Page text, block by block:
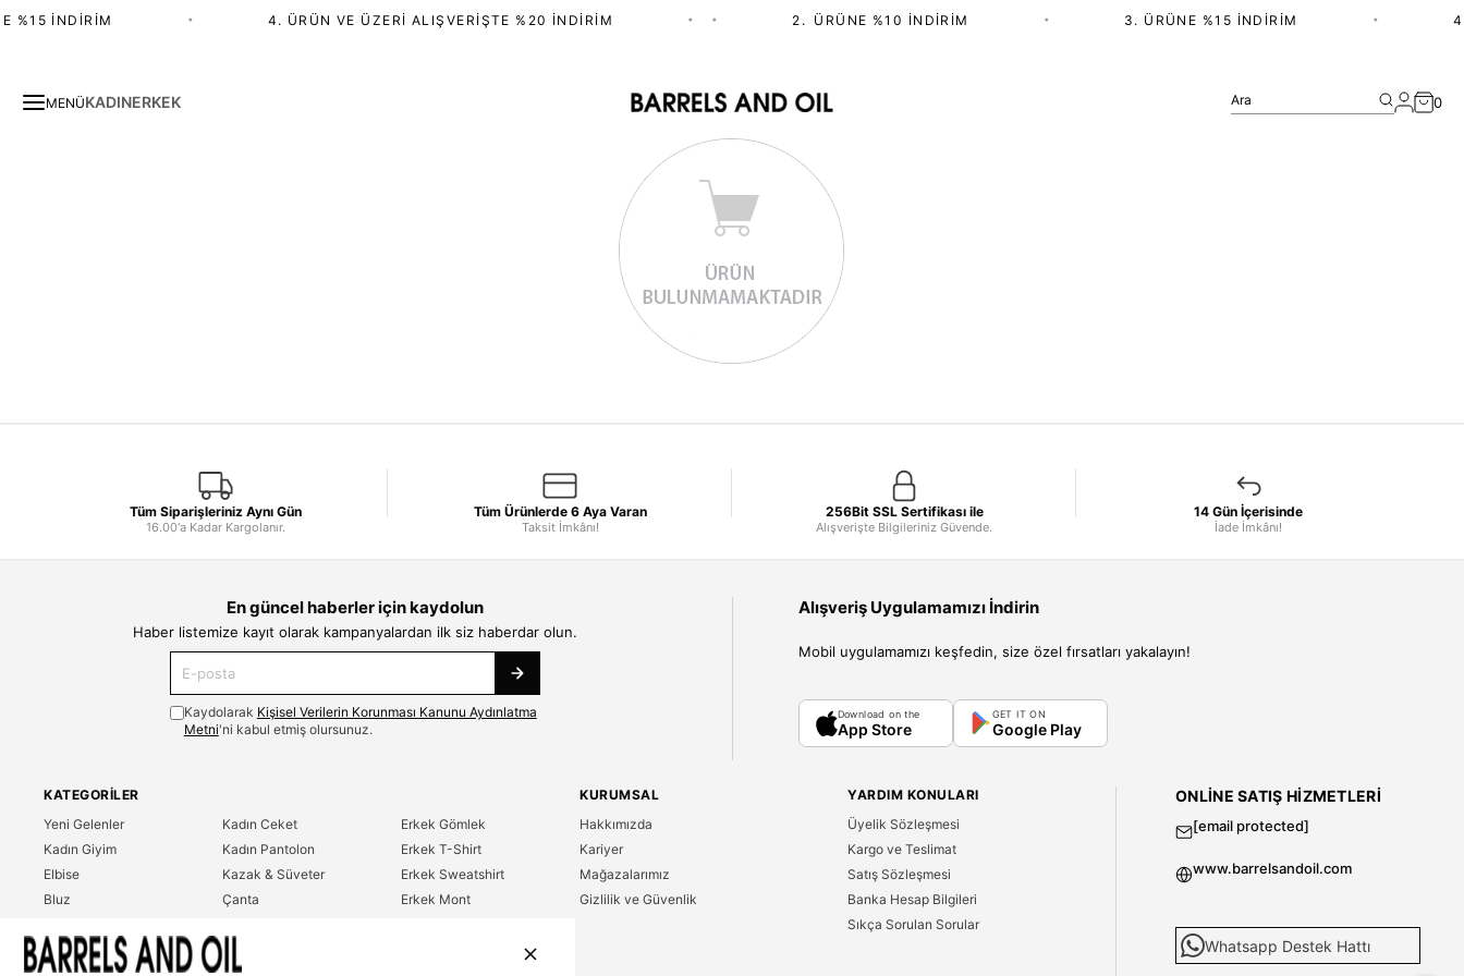
%15 İNDIRIM 4. ÜRÜN VE ÜZERI ALIŞVERIŞTE %20 İNDIRIM 2.⁠ ⁠ÜRÜNE %10 İNDIRIM 3. ÜRÜNE %15 İNDIRIM
MENÜKADINERKEK Ara 0
Tüm Siparişleriniz Aynı Gün
16.00'a Kadar Kargolanır.
Tüm Ürünlerde 6 Aya Varan
Taksit İmkânı!
256Bit SSL Sertifikası ile
Alışverişte Bilgileriniz Güvende.
14 Gün İçerisinde
İade İmkânı!
En güncel haberler için kaydolun
Haber listemize kayıt olarak kampanyalardan ilk siz haberdar olun.
Kaydolarak Kişisel Verilerin Korunması Kanunu Aydınlatma
Metni'ni kabul etmiş olursunuz.
Alışveriş Uygulamamızı İndirin
Mobil uygulamamızı keşfedin, size özel fırsatları yakalayın!
Download on the
App Store
GET IT ON
Google Play
KATEGORILER
Yeni Gelenler
Kadın Giyim
Elbise
Bluz
T-Shirt
Kadın Ceket
Kadın Pantolon
Kazak & Süveter
Çanta
Erkek Gömlek
Erkek T-Shirt
Erkek Sweatshirt
Erkek Mont
KURUMSAL
Hakkımızda
Kariyer
Mağazalarımız
Gizlilik ve Güvenlik
YARDIM KONULARI
Üyelik Sözleşmesi
Kargo ve Teslimat
Satış Sözleşmesi
Banka Hesap Bilgileri
Sıkça Sorulan Sorular
ONLINE SATIŞ HIZMETLERI
[email protected]
www.barrelsandoil.com
Whatsapp Destek Hattı